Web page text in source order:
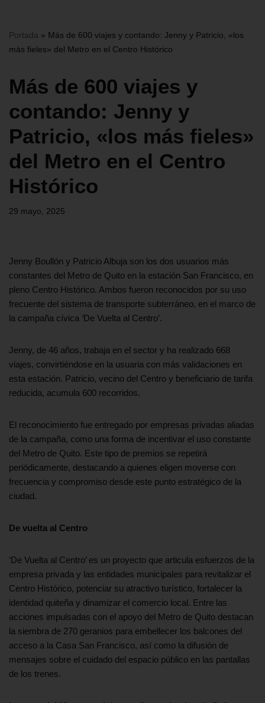
Portada » Más de 600 viajes y contando: Jenny y Patricio, «los
más fieles» del Metro en el Centro Histórico
Más de 600 viajes y
contando: Jenny y
Patricio, «los más fieles»
del Metro en el Centro
Histórico
29 mayo, 2025
Jenny Boullón y Patricio Albuja son los dos usuarios más
constantes del Metro de Quito en la estación San Francisco, en
pleno Centro Histórico. Ambos fueron reconocidos por su uso
frecuente del sistema de transporte subterráneo, en el marco de
la campaña cívica ‘De Vuelta al Centro’.
Jenny, de 46 años, trabaja en el sector y ha realizado 668
viajes, convirtiéndose en la usuaria con más validaciones en
esta estación. Patricio, vecino del Centro y beneficiario de tarifa
reducida, acumula 600 recorridos.
El reconocimiento fue entregado por empresas privadas aliadas
de la campaña, como una forma de incentivar el uso constante
del Metro de Quito. Este tipo de premios se repetirá
periódicamente, destacando a quienes eligen moverse con
frecuencia y compromiso desde este punto estratégico de la
ciudad.
De vuelta al Centro
‘De Vuelta al Centro’ es un proyecto que articula esfuerzos de la
empresa privada y las entidades municipales para revitalizar el
Centro Histórico, potenciar su atractivo turístico, fortalecer la
identidad quiteña y dinamizar el comercio local. Entre las
acciones impulsadas con el apoyo del Metro de Quito destacan
la siembra de 270 geranios para embellecer los balcones del
acceso a la Casa San Francisco, así como la difusión de
mensajes sobre el cuidado del espacio público en las pantallas
de los trenes.